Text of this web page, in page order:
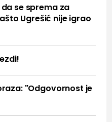
se sprema za
Ugrešić nije igrao
"Odgovornost je